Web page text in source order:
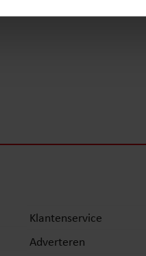
om functies voor social
Klantenservice
Adverteren